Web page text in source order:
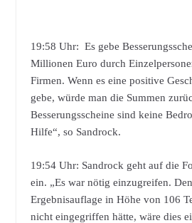
19:58 Uhr: Es gebe
Millionen Euro durch
Firmen. Wenn es eine positive
gebe, würde man die Summen
Besserungsscheine sind keine
Hilfe“, so Sandrock.
19:54 Uhr: Sandrock geht auf die
ein. „Es war nötig einzugreifen.
Ergebnisauflage in Höhe von 106
nicht eingegriffen hätte, wäre dies